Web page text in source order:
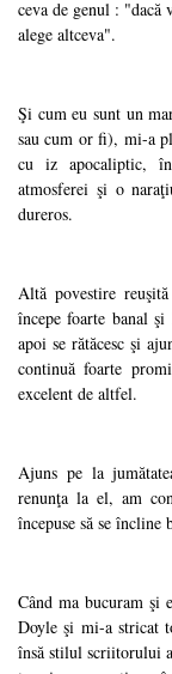
ceva de genul : "dacă
alege altceva".
Şi cum eu sunt un
sau cum or fi), mi-a
cu iz apocaliptic,
atmosferei şi o
dureros.
Altă povestire
începe foarte banal
apoi se rătăcesc şi
continuă foarte
excelent de altfel.
Ajuns pe la
renunţa la el, am
începuse să se încline
Când ma bucuram şi
Doyle şi mi-a stricat
însă stilul scriitorului a